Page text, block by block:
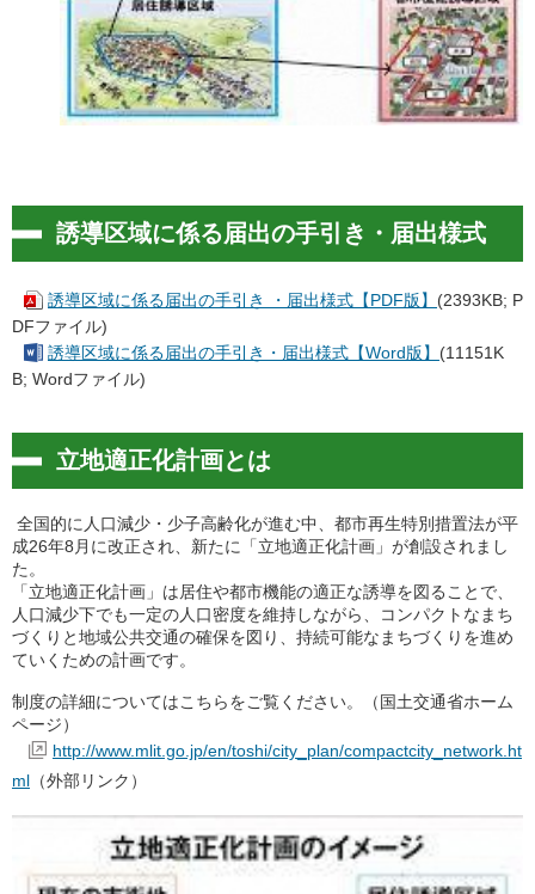
誘導区域に係る届出の手引き・届出様式
誘導区域に係る届出の手引き ・届出様式【PDF版】 (2393KB; P
DFファイル)
誘導区域に係る届出の手引き・届出様式【Word版】 (11151K
B; Wordファイル)
立地適正化計画とは
全国的に人口減少・少子高齢化が進む中、都市再生特別措置法が平
成26年8月に改正され、新たに「立地適正化計画」が創設されまし
た。
「立地適正化計画」は居住や都市機能の適正な誘導を図ることで、
人口減少下でも一定の人口密度を維持しながら、コンパクトなまち
づくりと地域公共交通の確保を図り、持続可能なまちづくりを進め
ていくための計画です。
制度の詳細についてはこちらをご覧ください。（国土交通省ホーム
ページ）
http://www.mlit.go.jp/en/toshi/city_plan/compactcity_network.ht
ml （外部リンク）